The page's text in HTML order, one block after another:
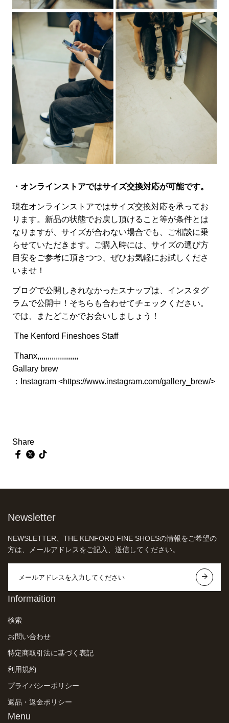
・オンラインストアではサイズ交換対応が可能です。
現在オンラインストアではサイズ交換対応を承ってお
ります。新品の状態でお戻し頂けること等が条件とは
なりますが、サイズが合わない場合でも、ご相談に乗
らせていただきます。ご購入時には、サイズの選び方
目安をご参考に頂きつつ、ぜひお気軽にお試しくださ
いませ！
ブログで公開しきれなかったスナップは、インスタグ
ラムで公開中！そちらも合わせてチェックください。
では、またどこかでお会いしましょう！
The Kenford Fineshoes Staff
Thanx,,,,,,,,,,,,,,,,,,,,
Gallary brew
：Instagram <https://www.instagram.com/gallery_brew/>
Share
Newsletter
NEWSLETTER、THE KENFORD FINE SHOESの情報をご希望の
方は、メールアドレスをご記入、送信してください。
Informaition
検索
お問い合わせ
特定商取引法に基づく表記
利用規約
プライバシーポリシー
返品・返金ポリシー
Menu